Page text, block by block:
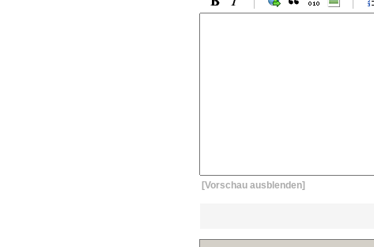
[Vorschau ausblenden]